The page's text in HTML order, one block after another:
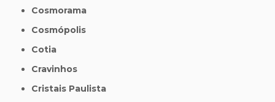
Cosmorama
Cosmópolis
Cotia
Cravinhos
Cristais Paulista